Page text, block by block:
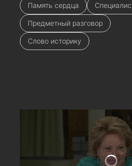
Память сердца
Предметный разговор
Слово историку